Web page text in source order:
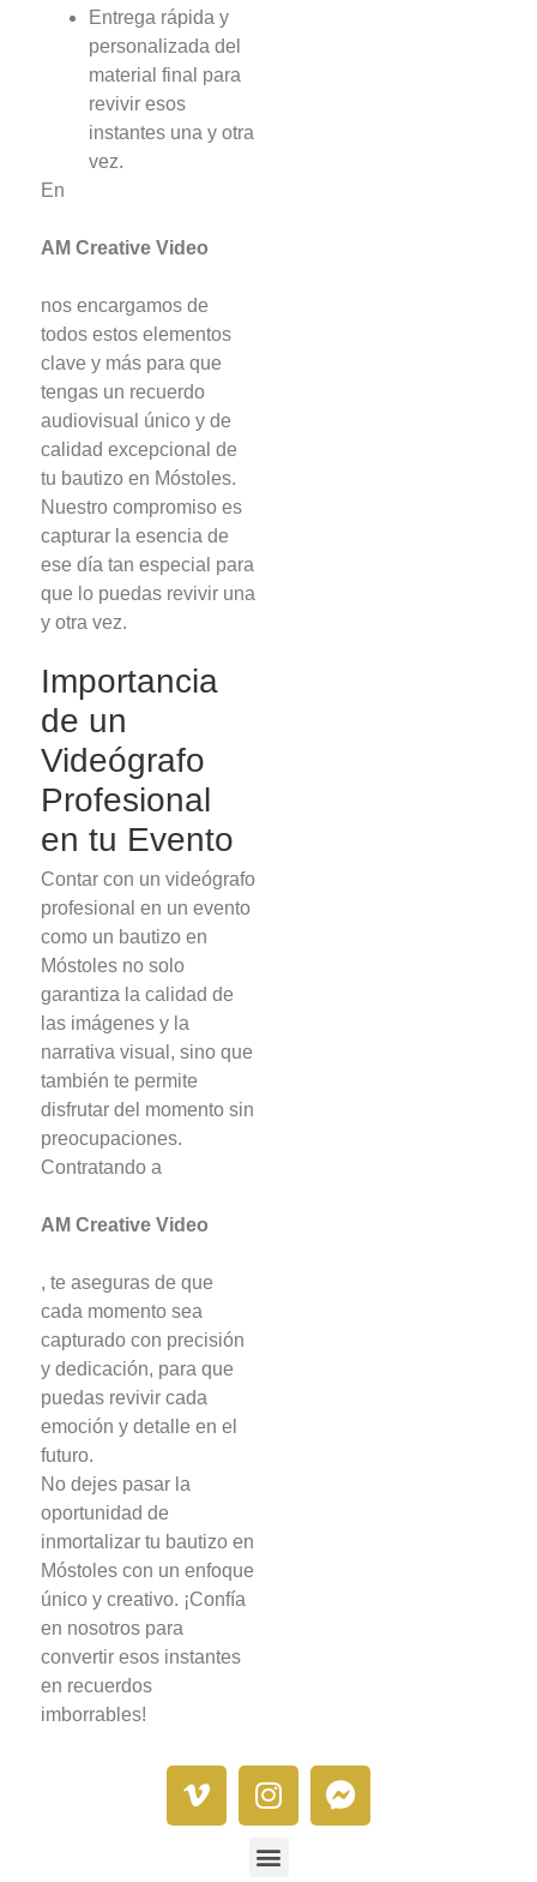
Entrega rápida y
personalizada del
material final para
revivir esos
instantes una y otra
vez.
En
AM Creative Video
nos encargamos de
todos estos elementos
clave y más para que
tengas un recuerdo
audiovisual único y de
calidad excepcional de
tu bautizo en Móstoles.
Nuestro compromiso es
capturar la esencia de
ese día tan especial para
que lo puedas revivir una
y otra vez.
Importancia
de un
Videógrafo
Profesional
en tu Evento
Contar con un videógrafo
profesional en un evento
como un bautizo en
Móstoles no solo
garantiza la calidad de
las imágenes y la
narrativa visual, sino que
también te permite
disfrutar del momento sin
preocupaciones.
Contratando a
AM Creative Video
, te aseguras de que
cada momento sea
capturado con precisión
y dedicación, para que
puedas revivir cada
emoción y detalle en el
futuro.
No dejes pasar la
oportunidad de
inmortalizar tu bautizo en
Móstoles con un enfoque
único y creativo. ¡Confía
en nosotros para
convertir esos instantes
en recuerdos
imborrables!